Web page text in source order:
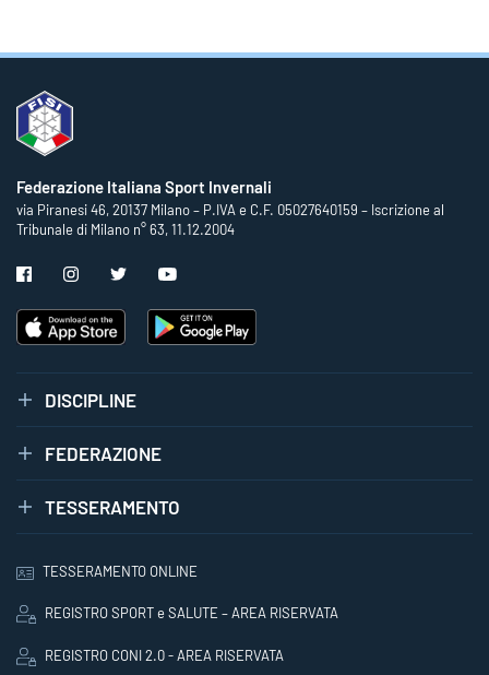
Federazione Italiana Sport Invernali
via Piranesi 46, 20137 Milano – P.IVA e C.F. 05027640159 – Iscrizione al
Tribunale di Milano n° 63, 11.12.2004
DISCIPLINE
FEDERAZIONE
TESSERAMENTO
TESSERAMENTO ONLINE
REGISTRO SPORT e SALUTE – AREA RISERVATA
REGISTRO CONI 2.0 - AREA RISERVATA